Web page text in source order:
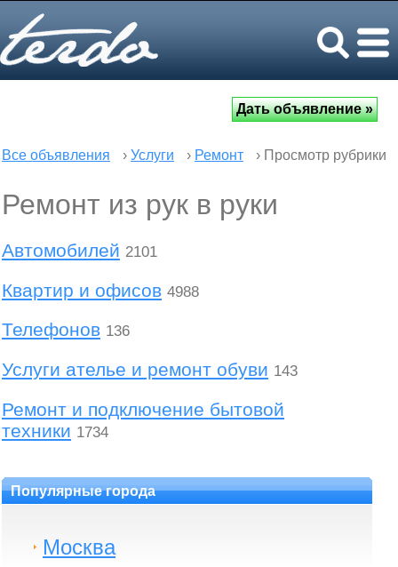
Все объявления › Услуги › Ремонт › Просмотр рубрики
Ремонт из рук в руки
Автомобилей 2101
Квартир и офисов 4988
Телефонов 136
Услуги ателье и ремонт обуви 143
Ремонт и подключение бытовой
техники 1734
Популярные города
Москва